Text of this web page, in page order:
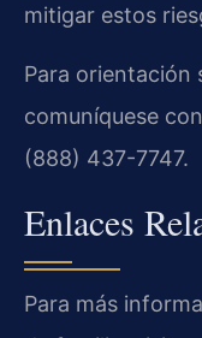
mitigar estos
Para orientación
comuníquese
(888) 437-7747.
Enlaces
Para más